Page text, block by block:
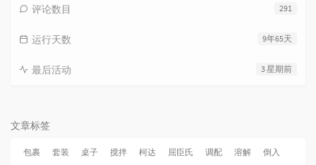
291
评论数目
9年65天
运行天数
3 星期前
最后活动
文章标签
包裹 套装 桌子 搅拌 柯达 屈臣氏 调配 溶解 倒入